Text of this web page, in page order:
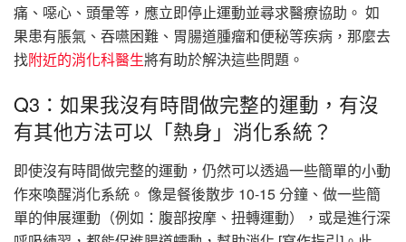
痛、噁心、頭暈等，應立即停止運動並尋求醫療協助。 如
果患有脹氣、吞嚥困難、胃腸道腫瘤和便秘等疾病，那麼去
找附近的消化科醫生將有助於解決這些問題。
Q3：如果我沒有時間做完整的運動，有沒
有其他方法可以「熱身」消化系統？
即使沒有時間做完整的運動，仍然可以透過一些簡單的小動
作來喚醒消化系統。 像是餐後散步 10-15 分鐘、做一些簡
單的伸展運動（例如：腹部按摩、扭轉運動），或是進行深